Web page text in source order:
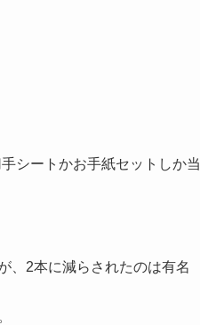
シートかお手紙セットしか当
、2本に減らされたのは有名